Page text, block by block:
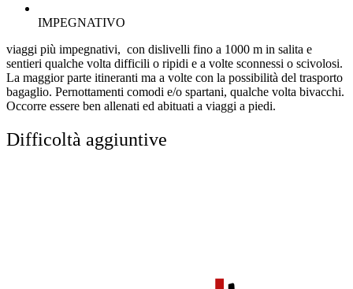
IMPEGNATIVO
viaggi più impegnativi, con dislivelli fino a 1000 m in salita e
sentieri qualche volta difficili o ripidi e a volte sconnessi o scivolosi.
La maggior parte itineranti ma a volte con la possibilità del trasporto
bagaglio. Pernottamenti comodi e/o spartani, qualche volta bivacchi.
Occorre essere ben allenati ed abituati a viaggi a piedi.
Difficoltà aggiuntive